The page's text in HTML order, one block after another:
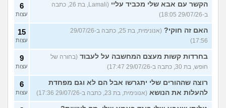
הקשר עם אבא שלי מכביד עליי
(Lamali, בת 26, כתבה
ב-29/07/26 18:05)
6
עצות
האם זה חוקי?
(אנונימית, בת 25, כתבה ב-29/07/26
17:56)
15
עצות
בחרדות קשות מעצם המחשבה על לעבוד (בחורה של
חופש, בת 30, כתבה ב-29/07/26 17:47)
9
עצות
רוצה שההורים שלי יתגרשו אבל הם לא וגם מפחדת
להעלות את הנושא (אנונימית, בת 23, כתבה ב-29/07/26 17:36)
6
עצות